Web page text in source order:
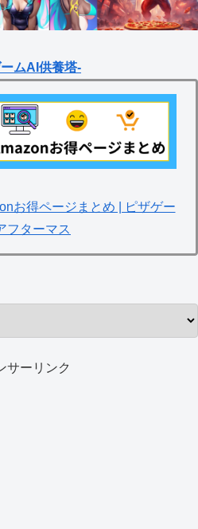
ムAI供養塔-
お得ページまとめ | ピザゲー
フターマス
サーリンク